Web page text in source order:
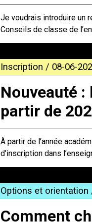
Je voudrais introduire un
Conseils de classe de
Inscription / 08-06-
Nouveauté
partir de
À partir de l’année
d’inscription dans
Options et orientation
Comment